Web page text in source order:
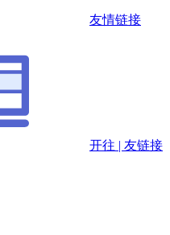
友情链接
开往 | 友链接